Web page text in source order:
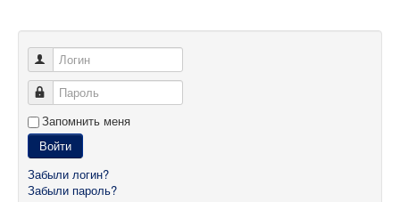
Логин
Пароль
Запомнить меня
Войти
Забыли логин?
Забыли пароль?